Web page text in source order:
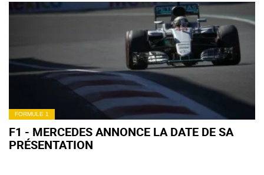
FORMULE 1
F1 - MERCEDES ANNONCE LA DATE DE SA
PRÉSENTATION